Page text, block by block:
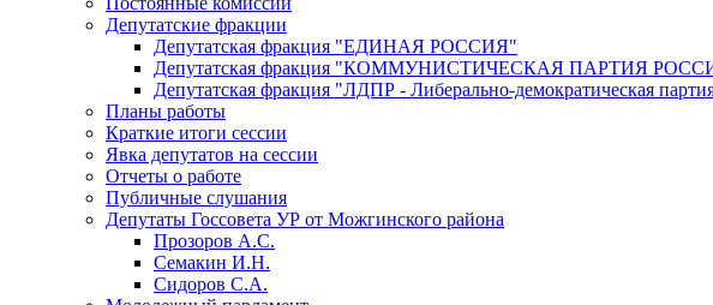
Депутатские фракции
Депутатская фракция "ЕДИНАЯ РОССИЯ"
Депутатская фракция "КОММУНИСТИЧЕСКАЯ ПАРТИЯ
Депутатская фракция "ЛДПР - Либерально-демократическая
Планы работы
Краткие итоги сессии
Явка депутатов на сессии
Отчеты о работе
Публичные слушания
Депутаты Госсовета УР от Можгинского района
Прозоров А.С.
Семакин И.Н.
Сидоров С.А.